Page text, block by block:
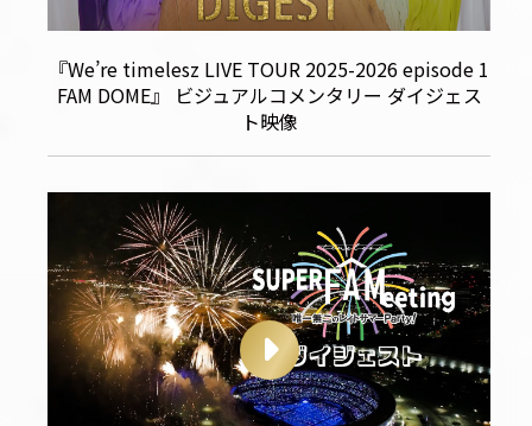
『We’re timelesz LIVE TOUR 2025-2026 episode 1
FAM DOME』 ビジュアルコメンタリー ダイジェス
ト映像